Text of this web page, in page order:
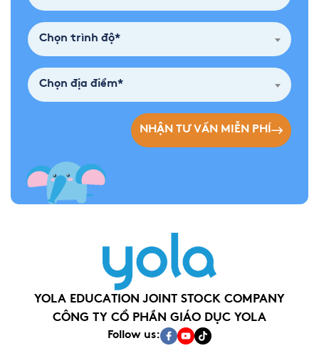
Chọn trình độ*
Chọn địa điểm*
NHẬN TƯ VẤN MIỄN PHÍ
YOLA EDUCATION JOINT STOCK COMPANY
CÔNG TY CỔ PHẦN GIÁO DỤC YOLA
Follow us: